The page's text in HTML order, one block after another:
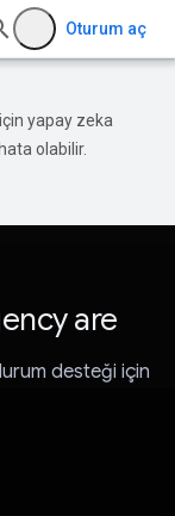
Oturum aç
yapay zeka
olabilir.
are
desteği için